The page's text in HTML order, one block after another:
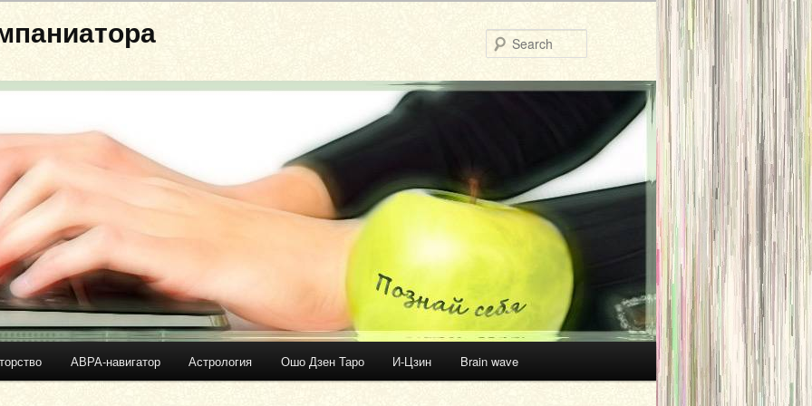
АВРА-навигатор Астрология Ошо Дзен Таро И-Цзин Brain wave